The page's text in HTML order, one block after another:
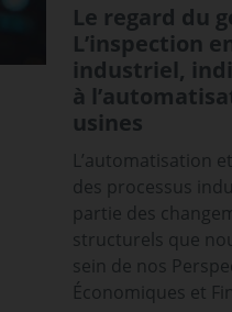
Le regard du
L’inspection
industriel,
à
usines
L’automatisation
des processus
partie des
structurels que
sein de nos
Économiques et